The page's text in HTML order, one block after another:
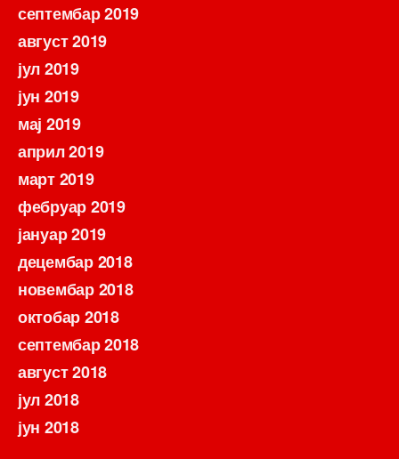
септембар 2019
август 2019
јул 2019
јун 2019
мај 2019
април 2019
март 2019
фебруар 2019
јануар 2019
децембар 2018
новембар 2018
октобар 2018
септембар 2018
август 2018
јул 2018
јун 2018